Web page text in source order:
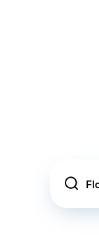
Location